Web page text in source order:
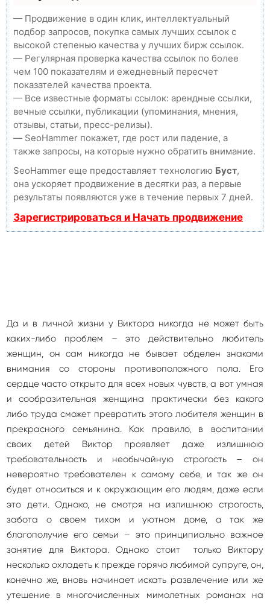
— Продвижение в один клик, интеллектуальный
подбор запросов, покупка самых лучших ссылок с
высокой степенью качества у лучших бирж ссылок.
— Регулярная проверка качества ссылок по более
чем 100 показателям и ежедневный пересчет
показателей качества проекта.
— Все известные форматы ссылок: арендные ссылки,
вечные ссылки, публикации (упоминания, мнения,
отзывы, статьи, пресс-релизы).
— SeoHammer покажет, где рост или падение, а
также запросы, на которые нужно обратить внимание.
SeoHammer еще предоставляет технологию Буст,
она ускоряет продвижение в десятки раз, а первые
результаты появляются уже в течение первых 7 дней.
Зарегистрироваться и Начать продвижение
Да и в личной жизни у Виктора никогда не может быть
каких-либо проблем – это действительно любитель
женщин, он сам никогда не бывает обделен знаками
внимания со стороны противоположного пола. Его
сердце часто открыто для всех новых чувств, а вот умная
и сообразительная женщина практически без какого
либо труда сможет превратить этого любителя женщин в
прекрасного семьянина. Как правило, в воспитании
своих детей Виктор проявляет даже излишнюю
требовательность и необычайную строгость – он
невероятно требователен к самому себе, и так же он
будет относиться и к окружающим его людям, даже если
это дети. Однако, не смотря на излишнюю строгость,
забота о своем тихом и уютном доме, а так же
благополучие его семьи – это принципиально важное
занятие для Виктора. Однако стоит только Виктору
несколько охладеть к прежде горячо любимой супруге, он,
конечно же, вновь начинает искать развлечение или же
утешение в многочисленных мимолетных романах на